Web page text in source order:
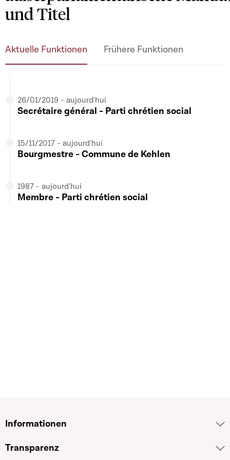
und Titel
Aktuelle Funktionen Frühere Funktionen
26/01/2019 - aujourd'hui
Secrétaire général - Parti chrétien social
15/11/2017 - aujourd'hui
Bourgmestre - Commune de Kehlen
1987 - aujourd'hui
Membre - Parti chrétien social
Informationen
Transparenz